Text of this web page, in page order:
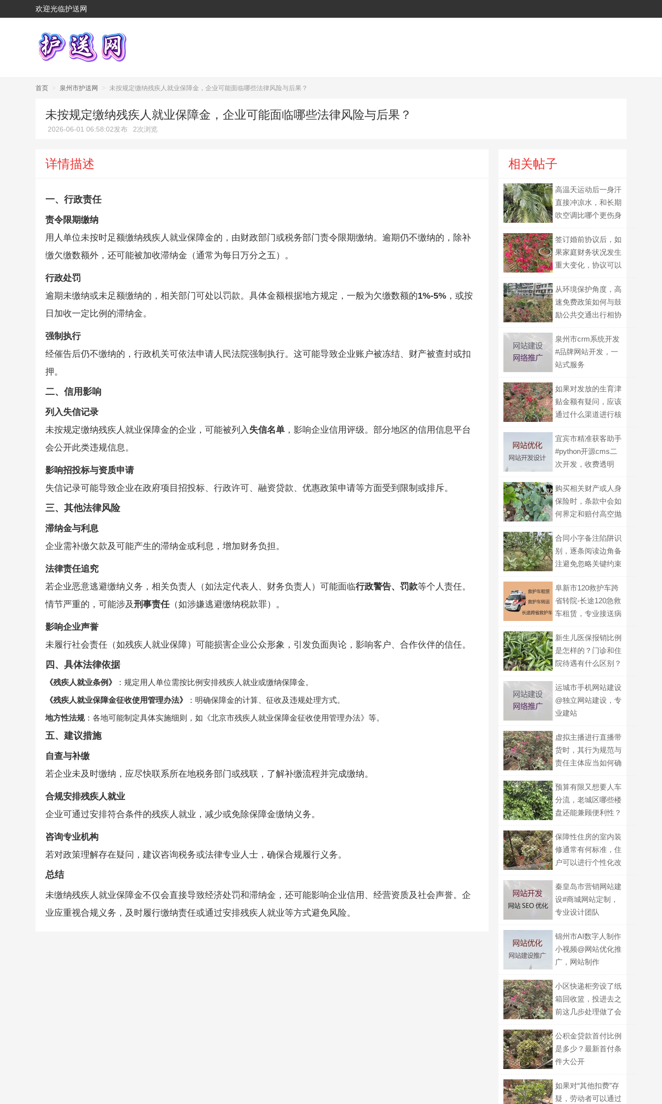
欢迎光临护送网
首页 > 泉州市护送网 > 未按规定缴纳残疾人就业保障金，企业可能面临哪些法律风险与后果？
未按规定缴纳残疾人就业保障金，企业可能面临哪些法律风险与后果？
2026-06-01 06:58:02发布 2次浏览
详情描述
一、 行政责任
责令限期缴纳
用人单位未按时足额缴纳残疾人就业保障金的，由财政部门或税务部门责令限期缴纳。逾期仍不缴纳的，除补
缴欠缴数额外，还可能被加收滞纳金（通常为每日万分之五）。
行政处罚
逾期未缴纳或未足额缴纳的，相关部门可处以罚款。具体金额根据地方规定，一般为欠缴数额的1%-5% ，或按
日加收一定比例的滞纳金。
强制执行
经催告后仍不缴纳的，行政机关可依法申请人民法院强制执行。这可能导致企业账户被冻结、财产被查封或扣
押。
二、 信用影响
列入失信记录
未按规定缴纳残疾人就业保障金的企业，可能被列入 失信名单 ，影响企业信用评级。部分地区的信用信息平台
会公开此类违规信息。
影响招投标与资质申请
失信记录可能导致企业在政府项目招投标、行政许可、融资贷款、优惠政策申请等方面受到限制或排斥。
三、 其他法律风险
滞纳金与利息
企业需补缴欠款及可能产生的滞纳金或利息，增加财务负担。
法律责任追究
若企业恶意逃避缴纳义务，相关负责人（如法定代表人、财务负责人）可能面临行政警告、罚款等个人责任。
情节严重的，可能涉及刑事责任（如涉嫌逃避缴纳税款罪）。
影响企业声誉
未履行社会责任（如残疾人就业保障）可能损害企业公众形象，引发负面舆论，影响客户、合作伙伴的信任。
四、 具体法律依据
《残疾人就业条例》 ：规定用人单位需按比例安排残疾人就业或缴纳保障金。
《残疾人就业保障金征收使用管理办法》 ：明确保障金的计算、征收及违规处理方式。
地方性法规：各地可能制定具体实施细则，如《北京市残疾人就业保障金征收使用管理办法》等。
五、 建议措施
自查与补缴
若企业未及时缴纳，应尽快联系所在地税务部门或残联，了解补缴流程并完成缴纳。
合规安排残疾人就业
企业可通过安排符合条件的残疾人就业，减少或免除保障金缴纳义务。
咨询专业机构
若对政策理解存在疑问，建议咨询税务或法律专业人士，确保合规履行义务。
总结
未缴纳残疾人就业保障金不仅会直接导致经济处罚和滞纳金，还可能影响企业信用、经营资质及社会声誉。企
业应重视合规义务，及时履行缴纳责任或通过安排残疾人就业等方式避免风险。
相关帖子
高温天运动后一身汗
直接冲凉水，和长期
吹空调比哪个更伤身
签订婚前协议后，如
果家庭财务状况发生
重大变化，协议可以
从环境保护角度，高
速免费政策如何与鼓
励公共交通出行相协
泉州市crm系统开发
#品牌网站开发，一
站式服务
如果对发放的生育津
贴金额有疑问，应该
通过什么渠道进行核
宜宾市精准获客助手
#python开源cms二
次开发，收费透明
购买相关财产或人身
保险时，条款中会如
何界定和赔付高空抛
合同小字备注陷阱识
别，逐条阅读边角备
注避免忽略关键约束
阜新市120救护车跨
省转院-长途120急救
车租赁，专业接送病
新生儿医保报销比例
是怎样的？门诊和住
院待遇有什么区别？
运城市手机网站建设
@独立网站建设，专
业建站
虚拟主播进行直播带
货时，其行为规范与
责任主体应当如何确
预算有限又想要人车
分流，老城区哪些楼
盘还能兼顾便利性？
保障性住房的室内装
修通常有何标准，住
户可以进行个性化改
秦皇岛市营销网站建
设#商城网站定制，
专业设计团队
锦州市AI数字人制作
小视频@网站优化推
广，网站制作
小区快递柜旁设了纸
箱回收篮，投进去之
前这几步处理做了会
公积金贷款首付比例
是多少？最新首付条
件大公开
如果对“其他扣费”存
疑，劳动者可以通过